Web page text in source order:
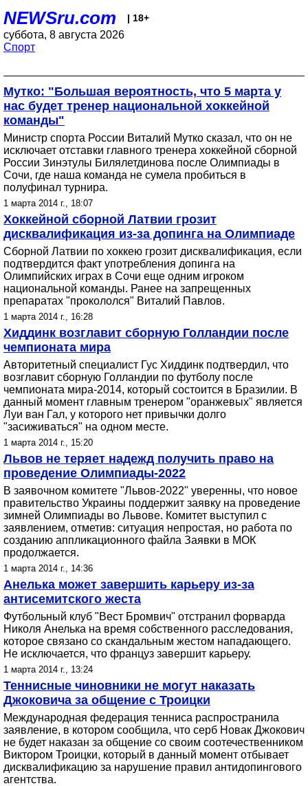
NEWSru.com | 18+
суббота, 8 августа 2026
Спорт
Мутко: "Большая вероятность, что 5 марта у
нас будет тренер национальной хоккейной
команды"
Министр спорта России Виталий Мутко сказал, что он не
исключает отставки главного тренера хоккейной сборной
России Зинэтулы Билялетдинова после Олимпиады в
Сочи, где наша команда не сумела пробиться в
полуфинал турнира.
1 марта 2014 г., 18:07
Хоккейной сборной Латвии грозит
дисквалификация из-за допинга на Олимпиаде
Сборной Латвии по хоккею грозит дисквалификация, если
подтвердится факт употребления допинга на
Олимпийских играх в Сочи еще одним игроком
национальной команды. Ранее на запрещенных
препаратах "прокололся" Виталий Павлов.
1 марта 2014 г., 16:28
Хиддинк возглавит сборную Голландии после
чемпионата мира
Авторитетный специалист Гус Хиддинк подтвердил, что
возглавит сборную Голландии по футболу после
чемпионата мира-2014, который состоится в Бразилии. В
данный момент главным тренером "оранжевых" является
Луи ван Гал, у которого нет привычки долго
"засиживаться" на одном месте.
1 марта 2014 г., 15:20
Львов не теряет надежд получить право на
проведение Олимпиады-2022
В заявочном комитете "Львов-2022" уверенны, что новое
правительство Украины поддержит заявку на проведение
зимней Олимпиады во Львове. Комитет выступил с
заявлением, отметив: ситуация непростая, но работа по
созданию аппликационного файла Заявки в МОК
продолжается.
1 марта 2014 г., 14:36
Анелька может завершить карьеру из-за
антисемитского жеста
Футбольный клуб "Вест Бромвич" отстранил форварда
Николя Анелька на время собственного расследования,
которое связано со скандальным жестом нападающего.
Не исключается, что француз завершит карьеру.
1 марта 2014 г., 13:24
Теннисные чиновники не могут наказать
Джоковича за общение с Троицки
Международная федерация тенниса распространила
заявление, в котором сообщила, что серб Новак Джокович
не будет наказан за общение со своим соотечественником
Виктором Троицки, который в данный момент отбывает
дисквалификацию за нарушение правил антидопингового
агентства.